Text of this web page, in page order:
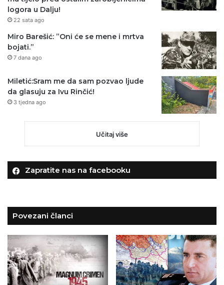
logora u Dalju!
22 sata ago
Miro Barešić: ”Oni će se mene i mrtva
bojati.”
7 dana ago
Miletić:Sram me da sam pozvao ljude
da glasuju za Ivu Rinčić!
3 tjedna ago
Učitaj više
Zapratite nas na facebooku
Povezani članci